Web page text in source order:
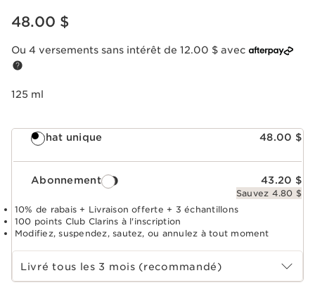
Nouveau prix 48.00 $
48.00 $
Ou 4 versements sans intérêt de 12.00 $ avec
125 ml
Achat unique 48.00 $
Abonnement 43.20 $
Sauvez 4.80 $
10% de rabais + Livraison offerte + 3 échantillons
100 points Club Clarins à l'inscription
Modifiez, suspendez, sautez, ou annulez à tout moment
Choisir la période d''abonnement
Livré tous les 3 mois (recommandé)